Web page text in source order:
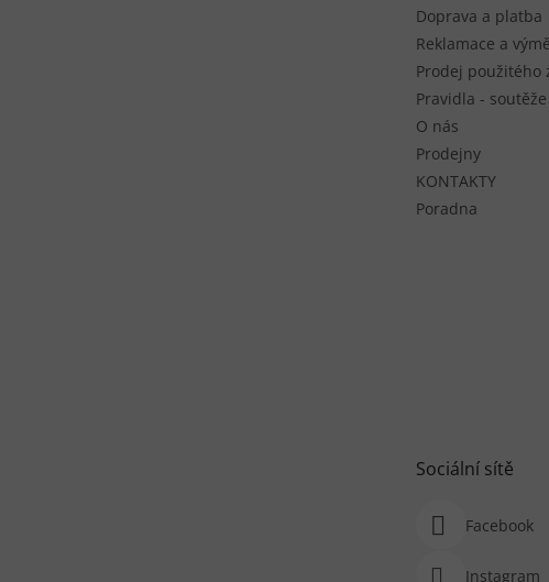
Doprava a platba
Reklamace a
Prodej použitého
Pravidla - soutěže
O nás
Prodejny
KONTAKTY
Poradna
Sociální sítě
Facebook
Instagram